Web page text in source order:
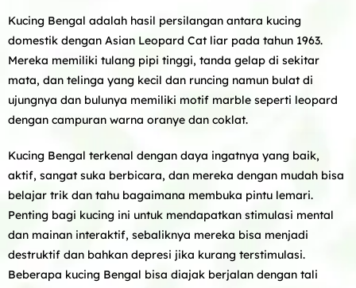
Kucing Bengal adalah hasil persilangan antara kucing
domestik dengan Asian Leopard Cat liar pada tahun 1963.
Mereka memiliki tulang pipi tinggi, tanda gelap di sekitar
mata, dan telinga yang kecil dan runcing namun bulat di
ujungnya dan bulunya memiliki motif marble seperti leopard
dengan campuran warna oranye dan coklat.
Kucing Bengal terkenal dengan daya ingatnya yang baik,
aktif, sangat suka berbicara, dan mereka dengan mudah bisa
belajar trik dan tahu bagaimana membuka pintu lemari.
Penting bagi kucing ini untuk mendapatkan stimulasi mental
dan mainan interaktif, sebaliknya mereka bisa menjadi
destruktif dan bahkan depresi jika kurang terstimulasi.
Beberapa kucing Bengal bisa diajak berjalan dengan tali